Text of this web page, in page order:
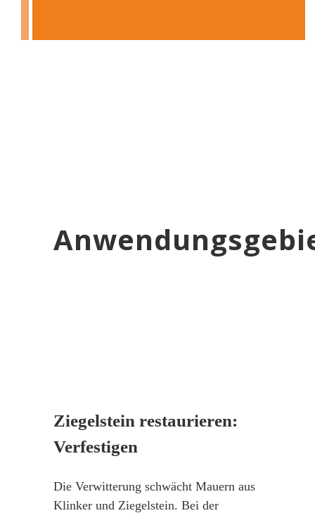
Ziegelstein restaurieren:
Verfestigen
Die Verwitterung schwächt Mauern aus
Klinker und Ziegelstein. Bei der